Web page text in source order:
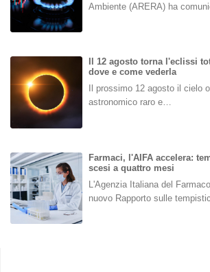
Ambiente (ARERA) ha
Il 12 agosto torna l'eclissi
dove e come vederla
Il prossimo 12 agosto il cielo
astronomico raro e…
Farmaci, l'AIFA accelera:
scesi a quattro mesi
L'Agenzia Italiana del
nuovo Rapporto sulle